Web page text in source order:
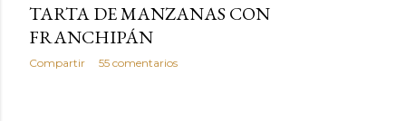
TARTA DE MANZANAS CON
FRANCHIPÁN
Compartir 55 comentarios